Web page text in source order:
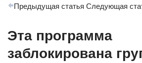
Предыдущая статья Следующая
Эта программа
заблокирована